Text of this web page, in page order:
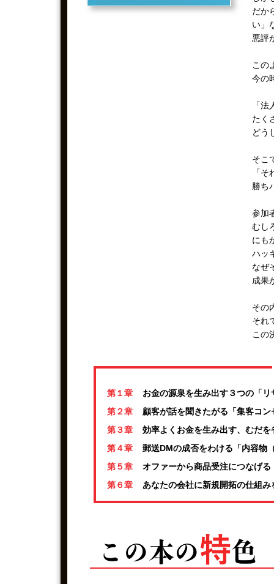
だか
い」
悪評
この
今の
「
たく
どう
そこ
「
勝ち
参加
むし
にも
ハッ
なぜ
成果
その
それ
この
第１章 お金の源泉を生み出す３つの「リ
第２章 顧客が話を聞きたがる「集客コン
第３章 効率よくお金を生み出す、むだを
第４章 郵送DMの成否をわける「内容物
第５章 オファーから商品受注につなげる
第６章 あなたの会社に新規開拓の仕組み